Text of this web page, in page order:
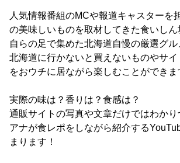
人気情報番組のMCや報道キャスターを
の美味しいものを取材してきた食いしん
自らの足で集めた北海道自慢の厳選グル
北海道に行かないと買えないものやサ
をおウチに居ながら楽しむことができま
実際の味は？香りは？食感は？
通販サイトの写真や文章だけではわか
アナが食レポをしながら紹介する
まります！